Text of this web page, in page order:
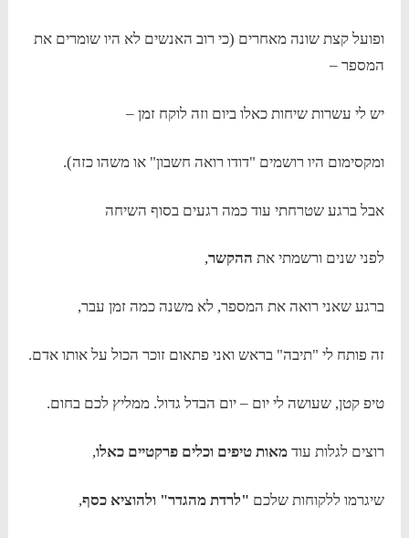
ופועל קצת שונה מאחרים (כי רוב האנשים לא היו שומרים את
המספר –
יש לי עשרות שיחות כאלו ביום וזה לוקח זמן –
ומקסימום היו רושמים "דודו רואה חשבון" או משהו כזה).
אבל ברגע שטרחתי עוד כמה רגעים בסוף השיחה
לפני שנים ורשמתי את ההקשר,
ברגע שאני רואה את המספר, לא משנה כמה זמן עבר,
זה פותח לי "תיבה" בראש ואני פתאום זוכר הכול על אותו אדם.
טיפ קטן, שעושה לי יום – יום הבדל גדול. ממליץ לכם בחום.
רוצים לגלות עודמאות טיפים וכלים פרקטיים כאלו,
שיגרמו ללקוחות שלכם "לרדת מהגדר" ולהוציא כסף,